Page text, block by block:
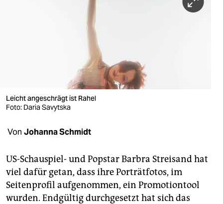
veranstaltungen
fragen & hilfe
unterstützen
abo
genossenschaft
Leicht angeschrägt ist Rahel
Foto: Daria Savytska
Von Johanna Schmidt
US-Schauspiel- und Popstar Barbra Streisand hat
viel dafür getan, dass ihre Porträtfotos, im
Seitenprofil aufgenommen, ein Promotiontool
wurden. Endgültig durchgesetzt hat sich das